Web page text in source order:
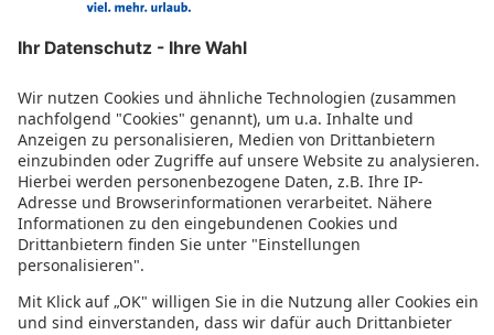
Wie lange ist die Mitgliedschaft im VIP-Club gültig?
Ist der VIP-Status übertragbar?
Ich habe im sonnenklar.TV Reisebüro gebucht – wird das auf meinen
VIP Status angerechnet?
Welche Vorteile habe ich durch die VIP Mitgliedschaft?
Rund um die VIP-Buchung